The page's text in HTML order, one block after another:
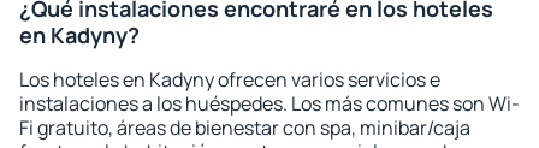
¿Qué instalaciones encontraré en los hoteles
en Kadyny?
Los hoteles en Kadyny ofrecen varios servicios e
instalaciones a los huéspedes. Los más comunes son Wi-
Fi gratuito, áreas de bienestar con spa, minibar/caja